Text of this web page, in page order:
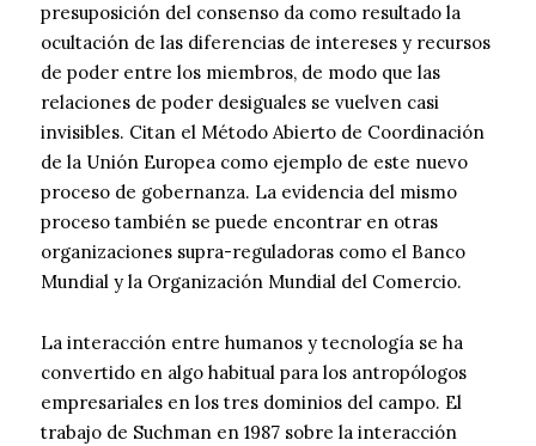
presuposición del consenso da como resultado la
ocultación de las diferencias de intereses y recursos
de poder entre los miembros, de modo que las
relaciones de poder desiguales se vuelven casi
invisibles. Citan el Método Abierto de Coordinación
de la Unión Europea como ejemplo de este nuevo
proceso de gobernanza. La evidencia del mismo
proceso también se puede encontrar en otras
organizaciones supra-reguladoras como el Banco
Mundial y la Organización Mundial del Comercio.
La interacción entre humanos y tecnología se ha
convertido en algo habitual para los antropólogos
empresariales en los tres dominios del campo. El
trabajo de Suchman en 1987 sobre la interacción